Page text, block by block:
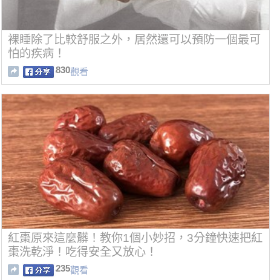
裸睡除了比較舒服之外，居然還可以預防一個最可
怕的疾病！
830觀看
紅棗原來這麼髒！教你1個小妙招，3分鐘快速把紅
棗洗乾淨！吃得安全又放心！
235觀看